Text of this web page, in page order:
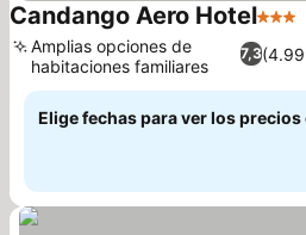
Candango Aero Hotel3
7,3
Amplias opciones de
habitaciones familiares
Elige fechas para ver los precios